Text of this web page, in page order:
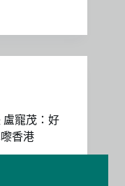
盧寵茂：好
香港